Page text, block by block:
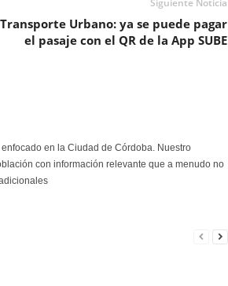
Siguiente Noticia
Transporte Urbano: ya se puede pagar
el pasaje con el QR de la App SUBE
en la Ciudad de Córdoba. Nuestro
con información relevante que a menudo no